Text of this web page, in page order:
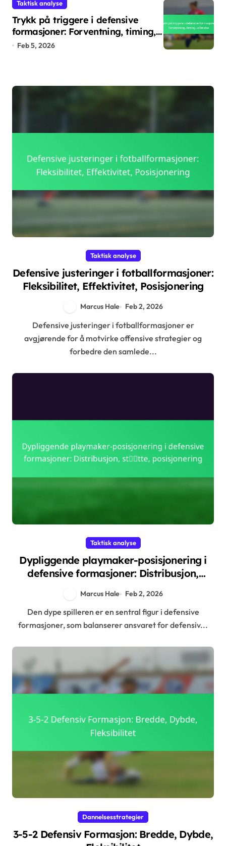
Taktisk analyse
Trykk på triggere i defensive
formasjoner: Forventning, timing,
utførelse
Feb 5, 2026
Taktisk analyse
Defensive justeringer i fotballformasjoner:
Fleksibilitet, Effektivitet, Posisjonering
Marcus Hale Feb 2, 2026
Defensive justeringer i fotballformasjoner er
avgjørende for å motvirke offensive strategier og
forbedre den samlede...
Taktisk analyse
Dypliggende playmaker-posisjonering i
defensive formasjoner: Distribusjon,
Marcus Hale Feb 2, 2026
Den dype spilleren er en sentral figur i defensive
formasjoner, som balanserer ansvaret for defensiv...
Dannelsesstrategier
3-5-2 Defensiv Formasjon: Bredde, Dybde,